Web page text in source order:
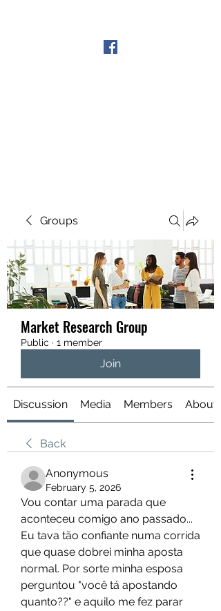
Groups
Market Research Group
Public · 1 member
Join
Discussion Media Members About
Back
Anonymous
February 5, 2026
Vou contar uma parada que
aconteceu comigo ano passado...
Eu tava tão confiante numa corrida
que quase dobrei minha aposta
normal. Por sorte minha esposa
perguntou "você tá apostando
quanto??" e aquilo me fez parar